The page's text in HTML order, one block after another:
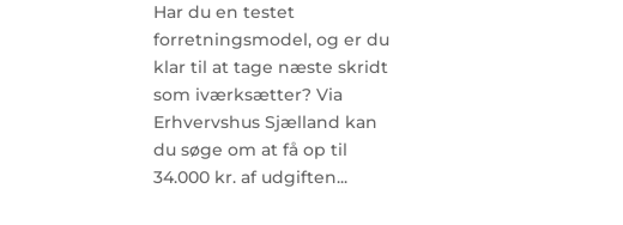
Har du en testet
forretningsmodel, og er du
klar til at tage næste skridt
som iværksætter? Via
Erhvervshus Sjælland kan
du søge om at få op til
34.000 kr. af udgiften...